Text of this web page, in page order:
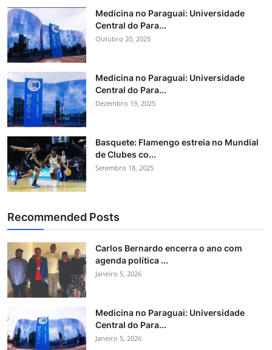
Medicina no Paraguai: Universidade
Central do Para...
Outubro 20, 2025
Medicina no Paraguai: Universidade
Central do Para...
Dezembro 19, 2025
Basquete: Flamengo estreia no Mundial
de Clubes co...
Setembro 18, 2025
Recommended Posts
Carlos Bernardo encerra o ano com
agenda política ...
Janeiro 5, 2026
Medicina no Paraguai: Universidade
Central do Para...
Janeiro 5, 2026